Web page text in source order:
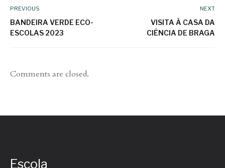
PREVIOUS
BANDEIRA VERDE ECO-
ESCOLAS 2023
NEXT
VISITA À CASA DA
CIÊNCIA DE BRAGA
Comments are closed.
Escola